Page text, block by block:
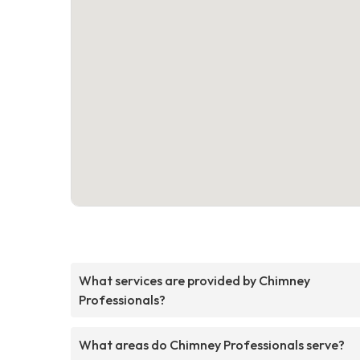
What services are provided by Chimney
Professionals?
What areas do Chimney Professionals serve?